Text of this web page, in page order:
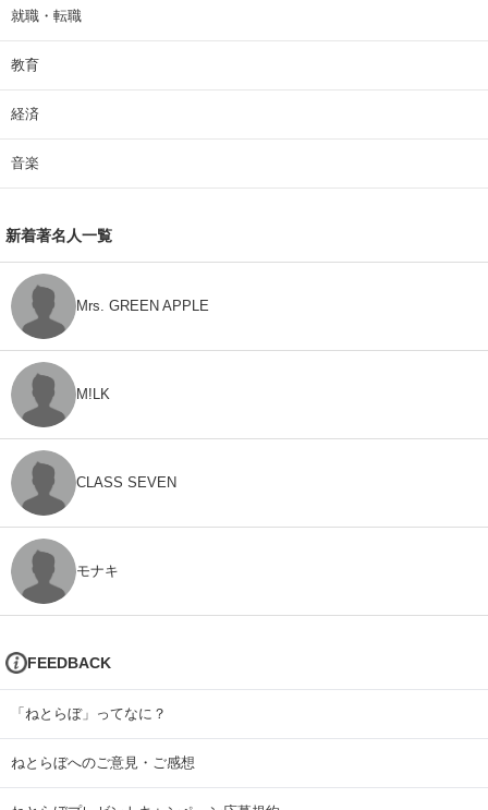
就職・転職
教育
経済
音楽
新着著名人一覧
Mrs. GREEN APPLE
M!LK
CLASS SEVEN
モナキ
FEEDBACK
「ねとらぼ」ってなに？
ねとらぼへのご意見・ご感想